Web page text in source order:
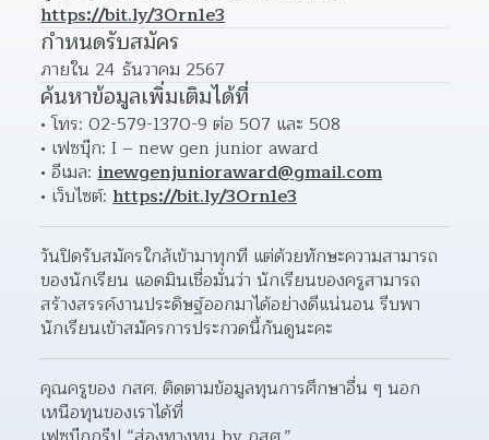
https://bit.ly/3Orn1e3
กำหนดรับสมัคร
ภายใน 24 ธันวาคม 2567
ค้นหาข้อมูลเพิ่มเติมได้ที่
โทร: 02-579-1370-9 ต่อ 507 และ 508
เฟซบุ๊ก: I – new gen junior award
อีเมล: inewgenjunioraward@gmail.com
เว็บไซต์: https://bit.ly/3Orn1e3
วันปิดรับสมัครใกล้เข้ามาทุกที แต่ด้วยทักษะความสามารถ
ของนักเรียน แอดมินเชื่อมั่นว่า นักเรียนของครูสามารถ
สร้างสรรค์งานประดิษฐ์ออกมาได้อย่างดีแน่นอน รีบพา
นักเรียนเข้าสมัครการประกวดนี้กันดูนะคะ
คุณครูของ กสศ. ติดตามข้อมูลทุนการศึกษาอื่น ๆ นอก
เหนือทุนของเราได้ที่